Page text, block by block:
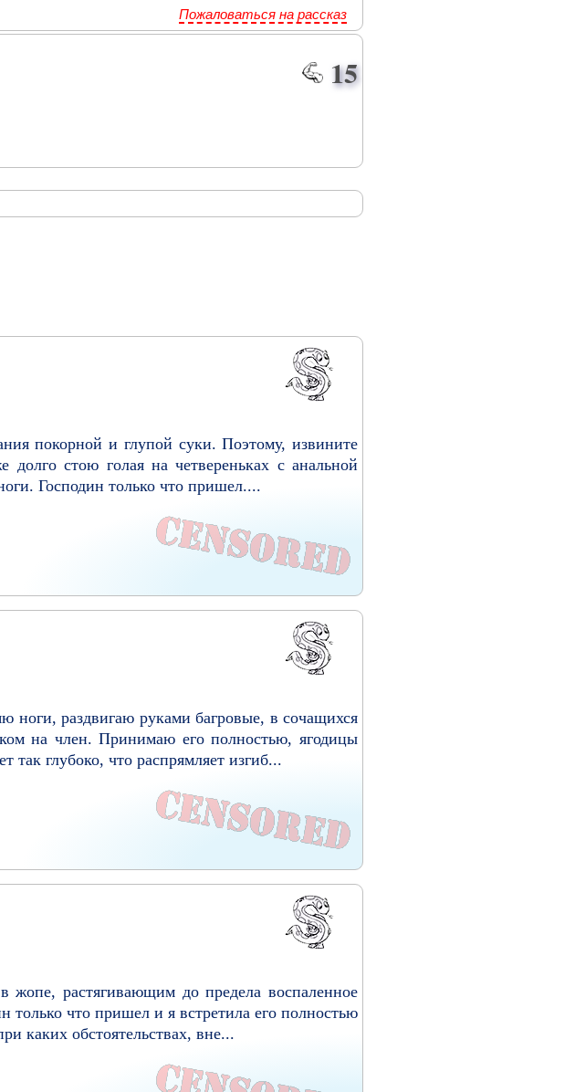
Пожаловаться на рассказ
15
покорной и глупой суки. Поэтому, извините
стою голая на четвереньках с анальной
Господин только что пришел....
ноги, раздвигаю руками багровые, в сочащихся
на член. Принимаю его полностью, ягодицы
так глубоко, что распрямляет изгиб...
растягивающим до предела воспаленное
что пришел и я встретила его полностью
каких обстоятельствах, вне...